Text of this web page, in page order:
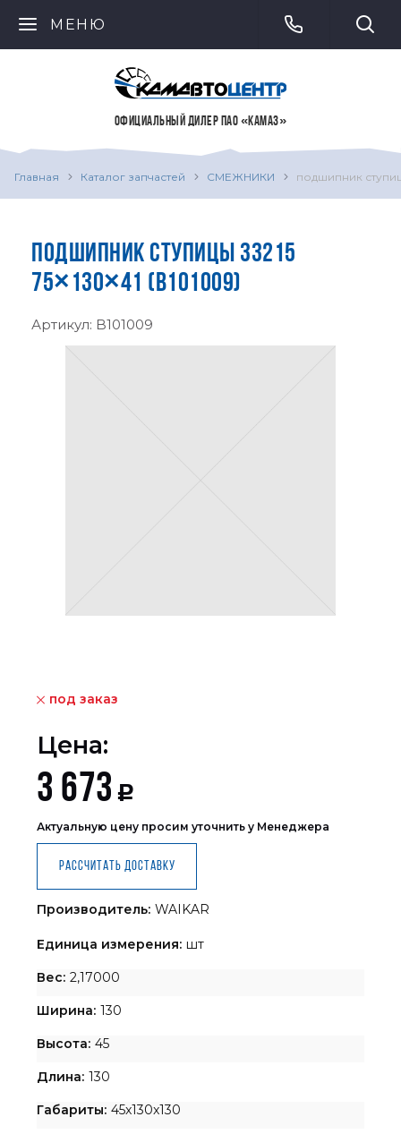
МЕНЮ
ОФИЦИАЛЬНЫЙ ДИЛЕР ПАО «КАМАЗ»
Главная Каталог запчастей СМЕЖНИКИ подшипник
ПОДШИПНИК СТУПИЦЫ 33215
75×130×41 (B101009)
Артикул: B101009
под заказ
Цена:
3 673 Р
Актуальную цену просим уточнить у Менеджера
Рассчитать доставку
Производитель: WAIKAR
Единица измерения: шт
Вес: 2,17000
Ширина: 130
Высота: 45
Длина: 130
Габариты: 45x130x130